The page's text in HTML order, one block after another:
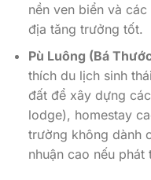
nền ven biển và
địa tăng trưởng tốt.
Pù Luông (Bá
thích du lịch sinh
đất để xây dựng
lodge), homestay
trường không dành
nhuận cao nếu